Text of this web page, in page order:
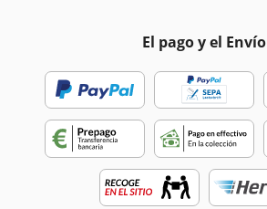
El pago y el Envío